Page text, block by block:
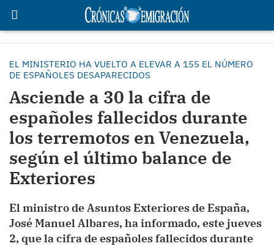
EL MINISTERIO HA VUELTO A ELEVAR A 155 EL NÚMERO
DE ESPAÑOLES DESAPARECIDOS
Asciende a 30 la cifra de
españoles fallecidos durante
los terremotos en Venezuela,
según el último balance de
Exteriores
El ministro de Asuntos Exteriores de España,
José Manuel Albares, ha informado, este jueves
2, que la cifra de españoles fallecidos durante